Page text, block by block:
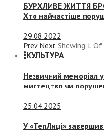
БУРХЛИВЕ ЖИТТЯ
Хто найчастіше
29.08.2022
Prev Next Showing 1 Of
КУЛЬТУРА
Незвичний меморіал
мистецтво чи
25.04.2025
У «ТепЛиці»